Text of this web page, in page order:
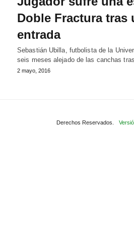
Doble Fractura tras
entrada
Sebastián Ubilla, futbolista de la
seis meses alejado de las canchas
2 mayo, 2016
Derechos Reservados.